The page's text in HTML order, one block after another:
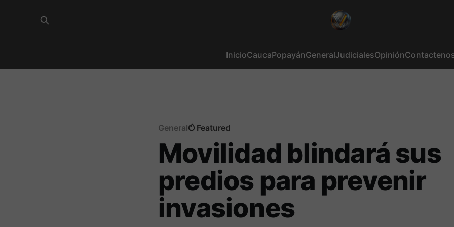
InicioCaucaPopayánGeneralJudicialesOpinión
General Featured
Movilidad blindará sus
predios para prevenir
invasiones